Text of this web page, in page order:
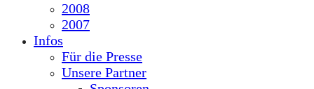
2008
2007
Infos
Für die Presse
Unsere Partner